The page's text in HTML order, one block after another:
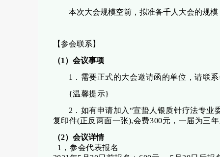
本次大会规模空前，拟准备千人大会的规
【参会联系】
（1 ）会议事项
1 ．需要正式的大会邀请函的单位，请联
{温馨提示}
2 ．如有申请加入“宣蛰人银质针疗法专
复印件(正反两面一张),会费300元，一届为三
（2）会议详情
1 ，参会代表报名